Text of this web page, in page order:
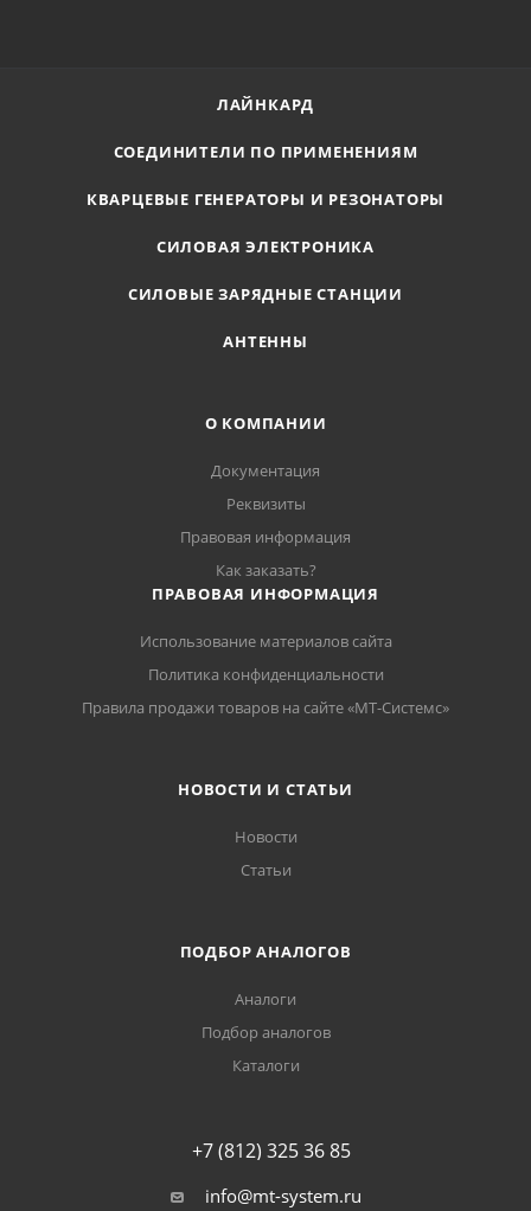
ЛАЙНКАРД
СОЕДИНИТЕЛИ ПО ПРИМЕНЕНИЯМ
КВАРЦЕВЫЕ ГЕНЕРАТОРЫ И РЕЗОНАТОРЫ
СИЛОВАЯ ЭЛЕКТРОНИКА
СИЛОВЫЕ ЗАРЯДНЫЕ СТАНЦИИ
АНТЕННЫ
О КОМПАНИИ
Документация
Реквизиты
Правовая информация
Как заказать?
ПРАВОВАЯ ИНФОРМАЦИЯ
Использование материалов сайта
Политика конфиденциальности
Правила продажи товаров на сайте «МТ-Системс»
НОВОСТИ И СТАТЬИ
Новости
Статьи
ПОДБОР АНАЛОГОВ
Аналоги
Подбор аналогов
Каталоги
+7 (812) 325 36 85
info@mt-system.ru